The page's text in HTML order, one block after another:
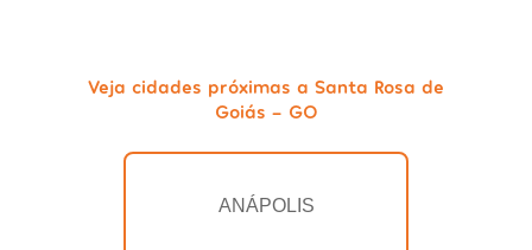
Veja cidades próximas a Santa Rosa de
Goiás - GO
ANÁPOLIS